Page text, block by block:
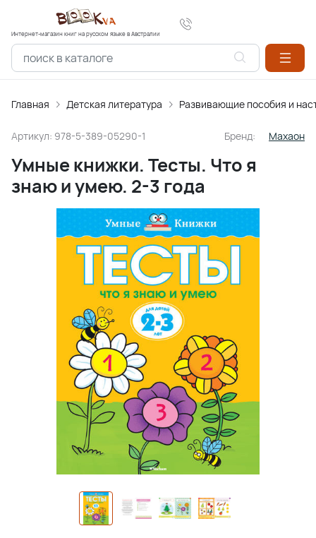
Интернет-магазин книг на русском языке в Австралии
Главная Детская литература Развивающие пособия и
Артикул: 978-5-389-05290-1 Бренд: Махаон
Умные книжки. Тесты. Что я
знаю и умею. 2-3 года